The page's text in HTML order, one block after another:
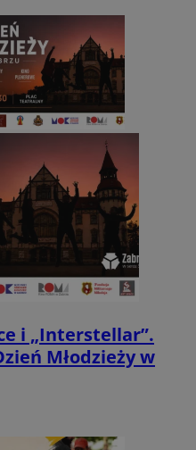
i „Interstellar”.
Młodzieży w